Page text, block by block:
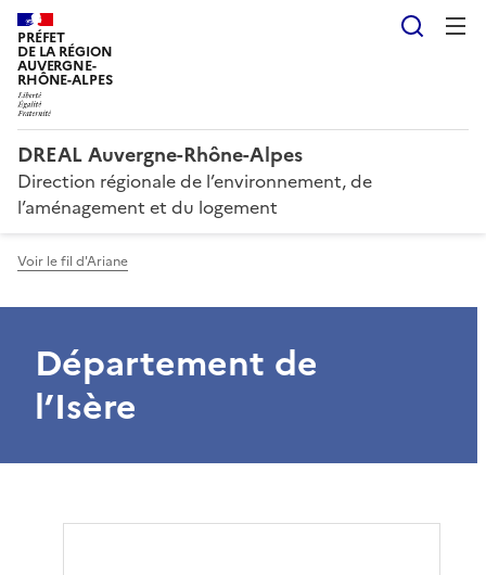
PRÉFET
DE LA RÉGION
AUVERGNE-
RHÔNE-ALPES
DREAL Auvergne-Rhône-Alpes
Direction régionale de l’environnement, de
l’aménagement et du logement
Voir le fil d'Ariane
Département de
l’Isère